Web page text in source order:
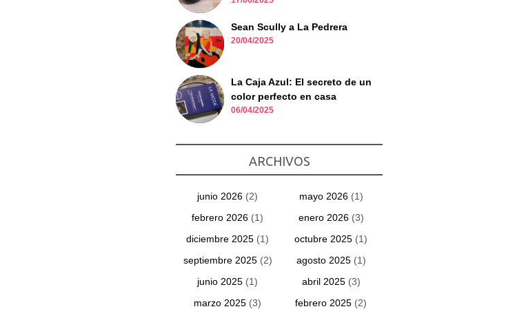
Sean Scully a La Pedrera
20/04/2025
La Caja Azul: El secreto de un
color perfecto en casa
06/04/2025
ARCHIVOS
junio 2026 (2) mayo 2026(1)
febrero 2026 (1) enero 2026(3)
diciembre 2025 (1) octubre 2025 (1)
septiembre 2025(2) agosto 2025(1)
junio 2025 (1) abril 2025(3)
marzo 2025 (3) febrero 2025 (2)